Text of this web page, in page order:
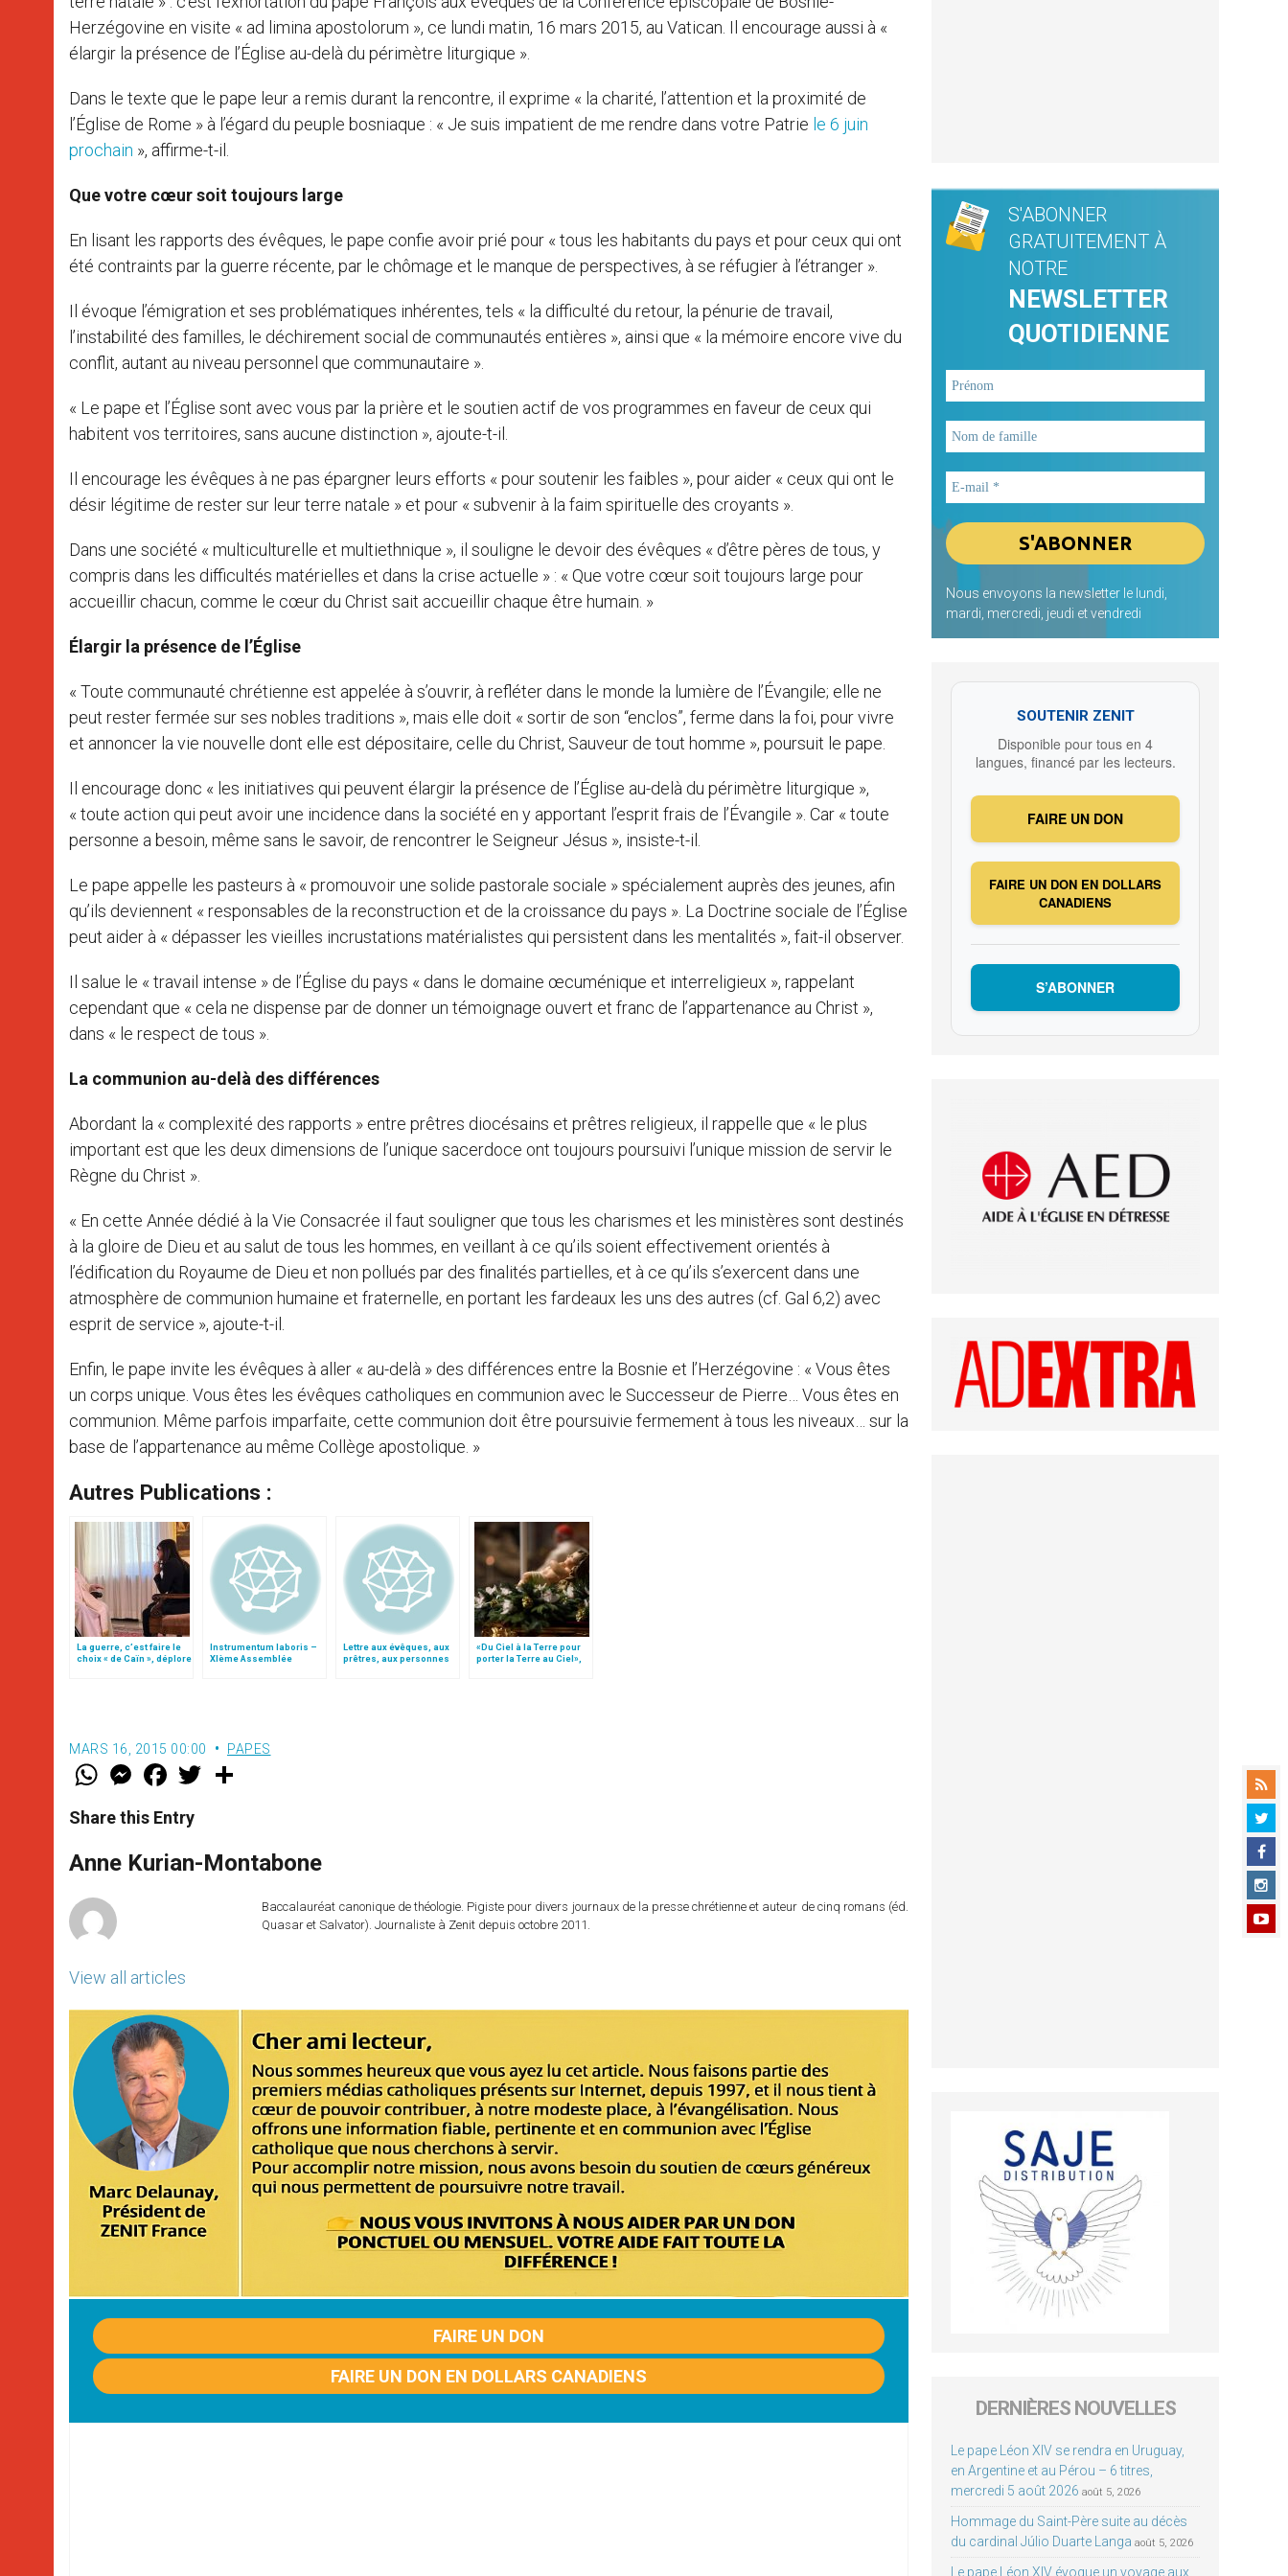
Herzégovine en visite « ad limina apostolorum », ce lundi matin, 16 mars 2015, au Vatican. Il encourage aussi à «
élargir la présence de l’Église au-delà du périmètre liturgique ».
Dans le texte que le pape leur a remis durant la rencontre, il exprime « la charité, l’attention et la proximité de
l’Église de Rome » à l’égard du peuple bosniaque : « Je suis impatient de me rendre dans votre Patrie le 6 juin
prochain », affirme-t-il.
Que votre cœur soit toujours large
En lisant les rapports des évêques, le pape confie avoir prié pour « tous les habitants du pays et pour ceux qui ont
été contraints par la guerre récente, par le chômage et le manque de perspectives, à se réfugier à l’étranger ».
Il évoque l’émigration et ses problématiques inhérentes, tels « la difficulté du retour, la pénurie de travail,
l’instabilité des familles, le déchirement social de communautés entières », ainsi que « la mémoire encore vive du
conflit, autant au niveau personnel que communautaire ».
« Le pape et l’Église sont avec vous par la prière et le soutien actif de vos programmes en faveur de ceux qui
habitent vos territoires, sans aucune distinction », ajoute-t-il.
Il encourage les évêques à ne pas épargner leurs efforts « pour soutenir les faibles », pour aider « ceux qui ont le
désir légitime de rester sur leur terre natale » et pour « subvenir à la faim spirituelle des croyants ».
Dans une société « multiculturelle et multiethnique », il souligne le devoir des évêques « d’être pères de tous, y
compris dans les difficultés matérielles et dans la crise actuelle » : « Que votre cœur soit toujours large pour
accueillir chacun, comme le cœur du Christ sait accueillir chaque être humain. »
Élargir la présence de l’Église
« Toute communauté chrétienne est appelée à s’ouvrir, à refléter dans le monde la lumière de l’Évangile; elle ne
peut rester fermée sur ses nobles traditions », mais elle doit « sortir de son “enclos”, ferme dans la foi, pour vivre
et annoncer la vie nouvelle dont elle est dépositaire, celle du Christ, Sauveur de tout homme », poursuit le pape.
Il encourage donc « les initiatives qui peuvent élargir la présence de l’Église au-delà du périmètre liturgique »,
« toute action qui peut avoir une incidence dans la société en y apportant l’esprit frais de l’Évangile ». Car « toute
personne a besoin, même sans le savoir, de rencontrer le Seigneur Jésus », insiste-t-il.
Le pape appelle les pasteurs à « promouvoir une solide pastorale sociale » spécialement auprès des jeunes, afin
qu’ils deviennent « responsables de la reconstruction et de la croissance du pays ». La Doctrine sociale de l’Église
peut aider à « dépasser les vieilles incrustations matérialistes qui persistent dans les mentalités », fait-il observer.
Il salue le « travail intense » de l’Église du pays « dans le domaine œcuménique et interreligieux », rappelant
cependant que « cela ne dispense par de donner un témoignage ouvert et franc de l’appartenance au Christ »,
dans « le respect de tous ».
La communion au-delà des différences
Abordant la « complexité des rapports » entre prêtres diocésains et prêtres religieux, il rappelle que « le plus
important est que les deux dimensions de l’unique sacerdoce ont toujours poursuivi l’unique mission de servir le
Règne du Christ ».
« En cette Année dédié à la Vie Consacrée il faut souligner que tous les charismes et les ministères sont destinés
à la gloire de Dieu et au salut de tous les hommes, en veillant à ce qu’ils soient effectivement orientés à
l’édification du Royaume de Dieu et non pollués par des finalités partielles, et à ce qu’ils s’exercent dans une
atmosphère de communion humaine et fraternelle, en portant les fardeaux les uns des autres (cf. Gal 6,2) avec
esprit de service », ajoute-t-il.
Enfin, le pape invite les évêques à aller « au-delà » des différences entre la Bosnie et l’Herzégovine : « Vous êtes
un corps unique. Vous êtes les évêques catholiques en communion avec le Successeur de Pierre… Vous êtes en
communion. Même parfois imparfaite, cette communion doit être poursuivie fermement à tous les niveaux… sur la
base de l’appartenance au même Collège apostolique. »
Autres Publications :
La guerre, c’est faire le
choix « de Caïn », déplore
Instrumentum laboris –
XIème Assemblée
Lettre aux évêques, aux
prêtres, aux personnes
«Du Ciel à la Terre pour
porter la Terre au Ciel»,
MARS 16, 2015 00:00 PAPES
W
t
s
p
p
M
e
s
e
g
e
F
a
e
b
o
k
w
r
Share this Entry
Anne Kurian-Montabone
View all articles
Baccalauréat canonique de théologie. Pigiste pour divers journaux de la presse chrétienne et auteur de cinq romans (éd.
Quasar et Salvator). Journaliste à Zenit depuis octobre 2011.
FAIRE UN DON
FAIRE UN DON EN DOLLARS CANADIENS
S'ABONNER
GRATUITEMENT À
NOTRE
NEWSLETTER
QUOTIDIENNE
Nous envoyons la newsletter le lundi,
mardi, mercredi, jeudi et vendredi
SOUTENIR ZENIT
Disponible pour tous en 4
langues, financé par les lecteurs.
FAIRE UN DON
FAIRE UN DON EN DOLLARS
CANADIENS
S’ABONNER
DERNIÈRES NOUVELLES
Le pape Léon XIV se rendra en Uruguay,
en Argentine et au Pérou – 6 titres,
mercredi 5 août 2026 août 5, 2026
Hommage du Saint-Père suite au décès
du cardinal Júlio Duarte Langa août 5, 2026
Le pape Léon XIV évoque un voyage aux